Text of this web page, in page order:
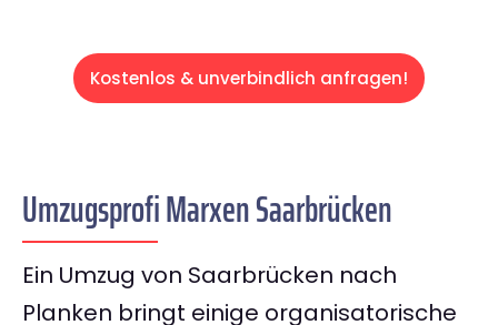
Kostenlos & unverbindlich anfragen!
Umzugsprofi Marxen Saarbrücken
Ein Umzug von Saarbrücken nach
Planken bringt einige organisatorische